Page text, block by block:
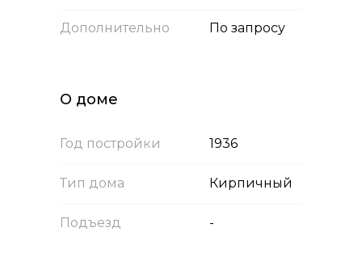
О доме
Год постройки 1936
Тип дома Кирпичный
Подъезд -
Дополнительно По запросу